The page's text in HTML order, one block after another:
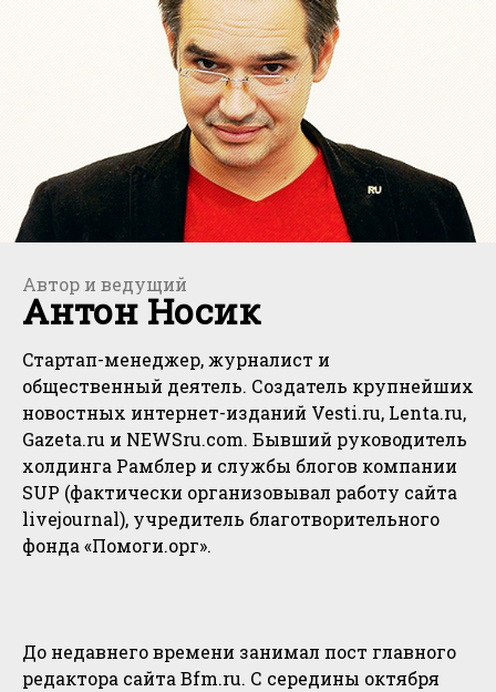
Автор и ведущий
Антон Носик
Cтартап-менеджер, журналист и
общественный деятель. Создатель крупнейших
новостных интернет-изданий Vesti.ru, Lenta.ru,
Gazeta.ru и NEWSru.com. Бывший руководитель
холдинга Рамблер и службы блогов компании
SUP (фактически организовывал работу сайта
livejournal), учредитель благотворительного
фонда «Помоги.орг».
До недавнего времени занимал пост главного
редактора сайта Bfm.ru. С середины октября